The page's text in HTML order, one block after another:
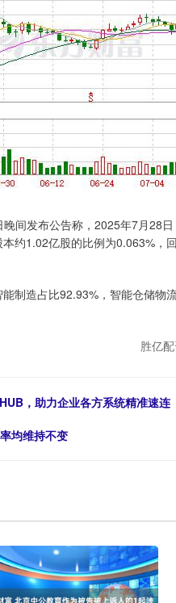
间发布公告称，2025年7月28
约1.02亿股的比例为0.063%，
制造占比92.93%，智能仓储物
胜亿
，助力企业各方系统精准速连
均维持不变